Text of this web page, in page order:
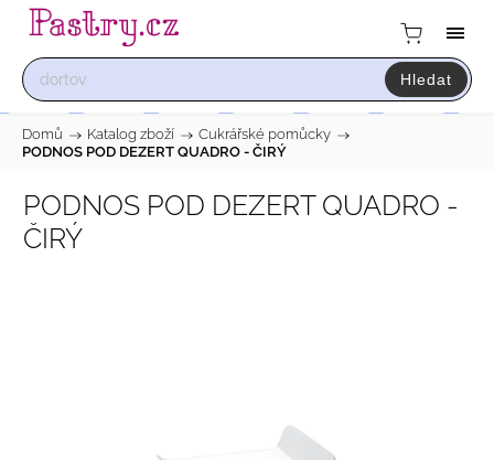
Hledat
Domů / Katalog zboží / Cukrářské pomůcky /
PODNOS POD DEZERT QUADRO - ČIRÝ
PODNOS POD DEZERT QUADRO -
ČIRÝ